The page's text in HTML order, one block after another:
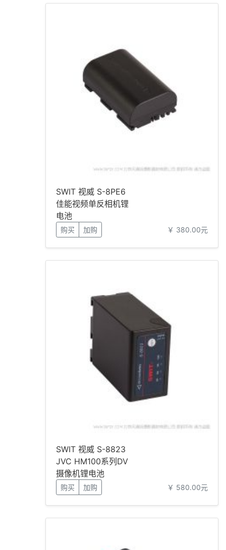
SWIT 视威 S-8PE6
佳能视频单反相机锂
电池
购买 加购 ￥ 380.00元
SWIT 视威 S-8823
JVC HM100系列DV
摄像机锂电池
购买 加购 ￥ 580.00元